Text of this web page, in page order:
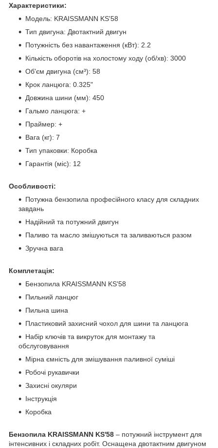
Характеристики:
Модель: KRAISSMANN KS'58
Тип двигуна: Двотактний двигун
Потужність без навантаження (кВт): 2.2
Кількість оборотів на холостому ходу (об/хв): 3000
Об'єм двигуна (см³): 58
Крок ланцюга: 0.325"
Довжина шини (мм): 450
Гальмо ланцюга: +
Праймер: +
Вага (кг): 7
Тип упаковки: Коробка
Гарантія (міс): 12
Особливості:
Потужна бензопила професійного класу для складних
завдань
Надійний та потужний двигун
Паливо та масло змішуються та заливаються разом
Зручна вага
Комплетація:
Бензопила KRAISSMANN KS'58
Пильний ланцюг
Пильна шина
Пластиковий захисний чохол для шини та ланцюга
Набір ключів та викруток для монтажу та
обслуговування
Мірна ємність для змішування паливної суміші
Робочі рукавички
Захисні окуляри
Інструкція
Коробка
Бензопила KRAISSMANN KS'58 – потужний інструмент для
інтенсивних і складних робіт. Оснащена двотактним двигуном